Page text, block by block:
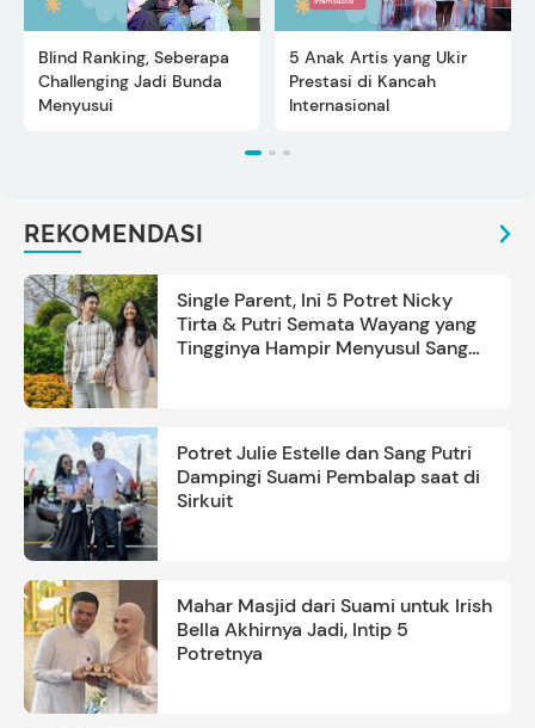
Blind Ranking, Seberapa
Challenging Jadi Bunda
Menyusui
5 Anak Artis yang Ukir
Prestasi di Kancah
Internasional
REKOMENDASI
Single Parent, Ini 5 Potret Nicky
Tirta & Putri Semata Wayang yang
Tingginya Hampir Menyusul Sang
Potret Julie Estelle dan Sang Putri
Dampingi Suami Pembalap saat di
Sirkuit
Mahar Masjid dari Suami untuk Irish
Bella Akhirnya Jadi, Intip 5
Potretnya